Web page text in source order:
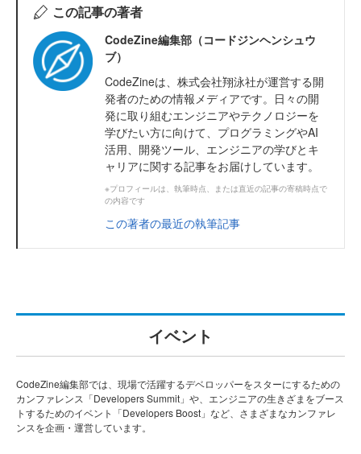
この記事の著者
CodeZine編集部（コードジンヘンシュウ
ブ）
CodeZineは、株式会社翔泳社が運営する開
発者のための情報メディアです。日々の開
発に取り組むエンジニアやテクノロジーを
学びたい方に向けて、プログラミングやAI
活用、開発ツール、エンジニアの学びとキ
ャリアに関する記事をお届けしています。
※プロフィールは、執筆時点、または直近の記事の寄稿時点で
の内容です
この著者の最近の執筆記事
イベント
CodeZine編集部では、現場で活躍するデベロッパーをスターにするための
カンファレンス「Developers Summit」や、エンジニアの生きざまをブース
トするためのイベント「Developers Boost」など、さまざまなカンファレ
ンスを企画・運営しています。